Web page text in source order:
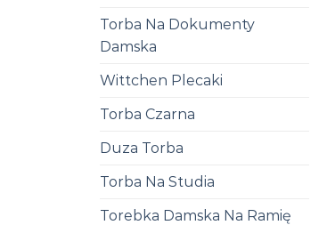
Torba Na Dokumenty
Damska
Wittchen Plecaki
Torba Czarna
Duza Torba
Torba Na Studia
Torebka Damska Na Ramię